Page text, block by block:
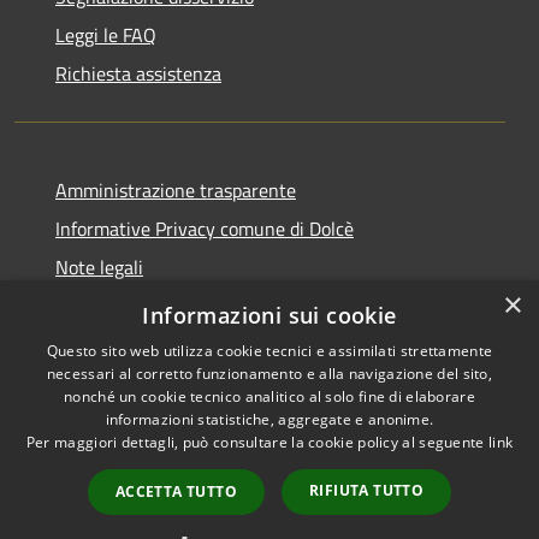
Leggi le FAQ
Richiesta assistenza
Amministrazione trasparente
Informative Privacy comune di Dolcè
Note legali
Dichiarazione di accessibilità
Accessibilità
Copyright © 2026 • Comune di
Dolcè • Powered by
Municipium•
Accesso
redazione
×
Informazioni sui cookie
Questo sito web utilizza cookie tecnici e assimilati strettamente
necessari al corretto funzionamento e alla navigazione del sito,
nonché un cookie tecnico analitico al solo fine di elaborare
informazioni statistiche, aggregate e anonime.
Per maggiori dettagli, può consultare la cookie policy al seguente link
ACCETTA TUTTO RIFIUTA TUTTO